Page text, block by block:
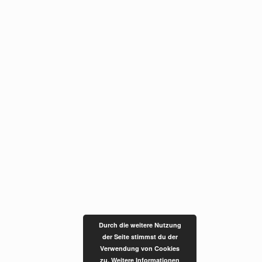
Durch die weitere Nutzung
der Seite stimmst du der
Verwendung von Cookies
zu. Weitere Informationen